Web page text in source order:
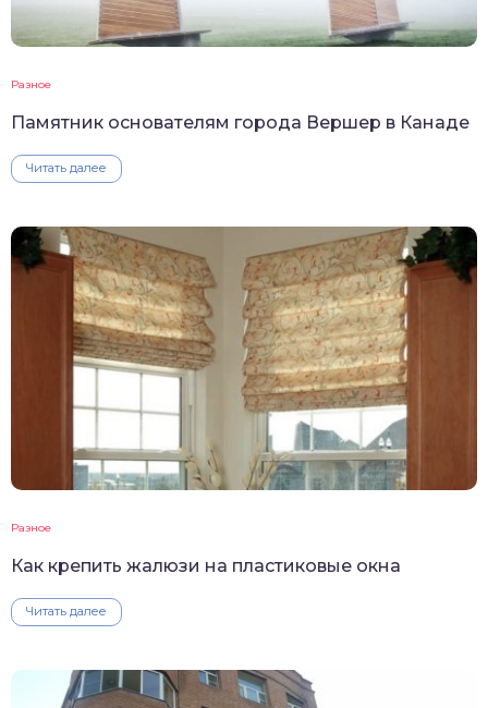
Разное
Памятник основателям города Вершер в Канаде
Читать далее
Разное
Как крепить жалюзи на пластиковые окна
Читать далее